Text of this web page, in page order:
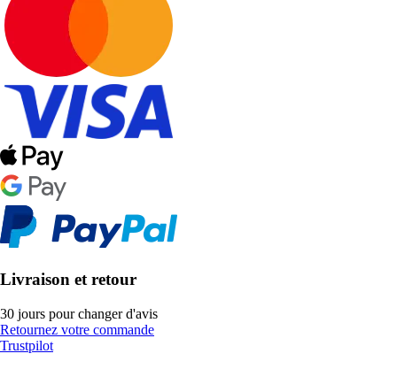
Livraison et retour
30 jours pour changer d'avis
Retournez votre commande
Trustpilot